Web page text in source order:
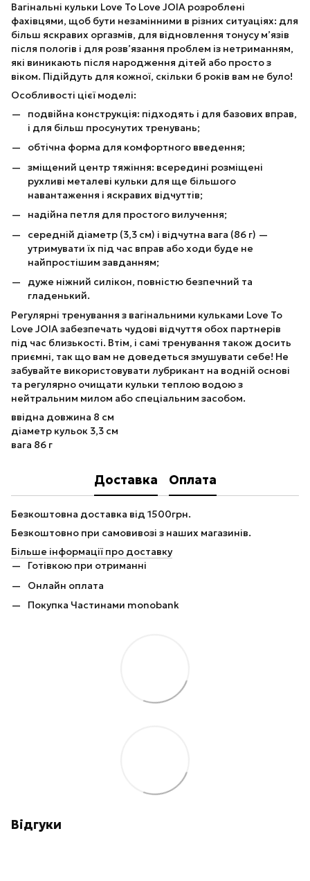
Вагінальні кульки Love To Love JOIA розроблені
фахівцями, щоб бути незамінними в різних ситуаціях: для
більш яскравих оргазмів, для відновлення тонусу м’язів
після пологів і для розв’язання проблем із нетриманням,
які виникають після народження дітей або просто з
віком. Підійдуть для кожної, скільки б років вам не було!
Особливості цієї моделі:
подвійна конструкція: підходять і для базових вправ,
і для більш просунутих тренувань;
обтічна форма для комфортного введення;
зміщений центр тяжіння: всередині розміщені
рухливі металеві кульки для ще більшого
навантаження і яскравих відчуттів;
надійна петля для простого вилучення;
середній діаметр (3,3 см) і відчутна вага (86 г) —
утримувати їх під час вправ або ходи буде не
найпростішим завданням;
дуже ніжний силікон, повністю безпечний та
гладенький.
Регулярні тренування з вагінальними кульками Love To
Love JOIA забезпечать чудові відчуття обох партнерів
під час близькості. Втім, і самі тренування також досить
приємні, так що вам не доведеться змушувати себе! Не
забувайте використовувати лубрикант на водній основі
та регулярно очищати кульки теплою водою з
нейтральним милом або спеціальним засобом.
ввідна довжина 8 см
діаметр кульок 3,3 см
вага 86 г
Доставка Оплата
Безкоштовна доставка від 1500грн.
Безкоштовно при самовивозі з наших магазинів.
Більше інформації про доставку
Готівкою при отриманні
Онлайн оплата
Покупка Частинами monobank
Відгуки